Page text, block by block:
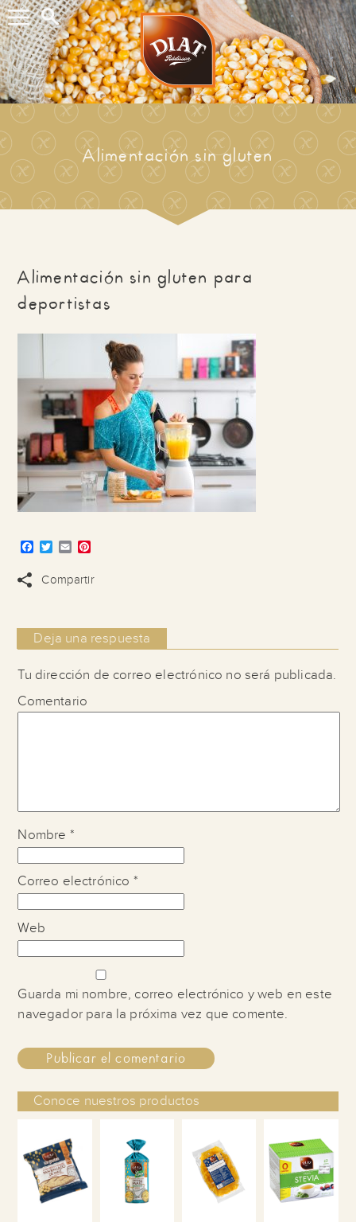
Buscar...
Alimentación sin gluten
Alimentación sin gluten para
deportistas
Facebook
Twitter
Email
Compartir
Deja una respuesta
Tu dirección de correo electrónico no será publicada.
Comentario
Nombre *
Correo electrónico *
Web
Guarda mi nombre, correo electrónico y web en este
navegador para la próxima vez que comente.
Conoce nuestros productos